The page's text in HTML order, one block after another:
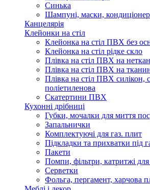
Синька
Шампуні, маски,
Канцелярія
Клейонки на стіл
Клейонка на стіл ПВХ без
Клейонка на стіл рідке скло
Плівка на стіл ПВХ на
Плівка на стіл ПВХ на
Плівка на стіл ПВХ силікон,
поліетиленова
Скатертини ПВХ
Кухонні дрібниці
Губки, мочалки для миття
Запальнички
Комплектуючі для газ. плит
Підкладки та прихватки під
Пакети
Помпи, фільтри, катритжі
Серветки
Фольга, пергамент, харчова